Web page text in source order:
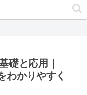
礎と応用｜
かりやすく